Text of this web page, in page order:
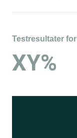
Testresultater
XY%